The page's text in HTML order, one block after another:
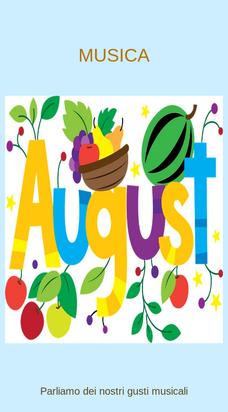
MUSICA
​​​​​​​Parliamo dei nostri gusti musicali